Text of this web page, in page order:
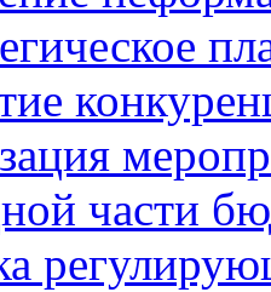
части